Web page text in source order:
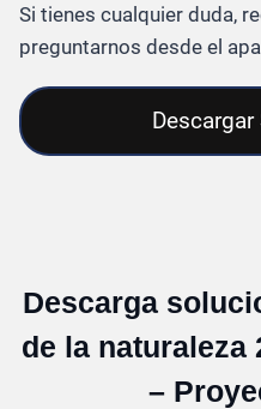
Si tienes cualquier duda,
preguntarnos desde el
Descarga
de la naturaleza
–